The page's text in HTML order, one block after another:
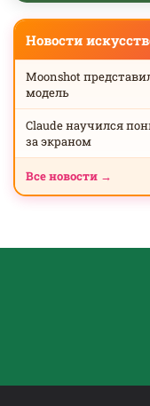
Новости
Moonshot
модель
Claude научился
за экраном
Все новости →